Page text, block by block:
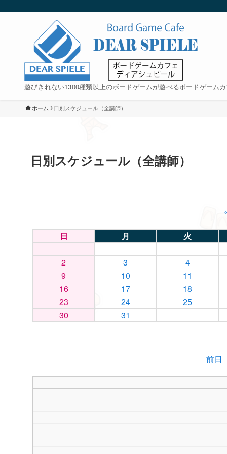
遊びきれない1300種類以上のボードゲームが遊べるボードゲーム
ホーム 日別スケジュール（全講師）
日別スケジュール（全講師）
日 月 火
2 3
4
9
10
11
16
17
18
23
24
25
30
31
前日